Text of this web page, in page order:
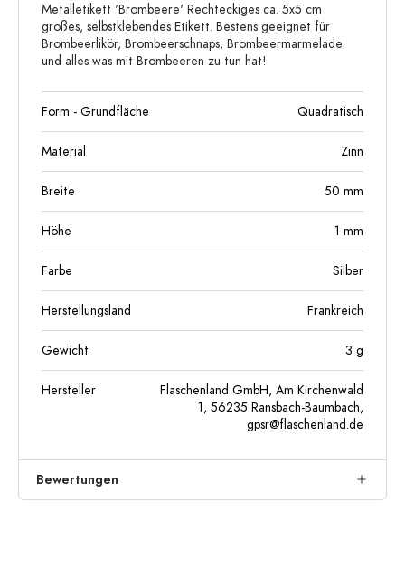
Metalletikett 'Brombeere' Rechteckiges ca. 5x5 cm
großes, selbstklebendes Etikett. Bestens geeignet für
Brombeerlikör, Brombeerschnaps, Brombeermarmelade
und alles was mit Brombeeren zu tun hat!
Form - Grundfläche Quadratisch
Material Zinn
Breite 50 mm
Höhe 1 mm
Farbe Silber
Herstellungsland Frankreich
Gewicht 3 g
Hersteller
Flaschenland GmbH, Am Kirchenwald
1, 56235 Ransbach-Baumbach,
gpsr@flaschenland.de
Bewertungen